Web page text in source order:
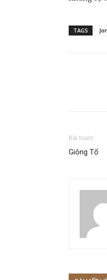
TAGS
Bài trước
Giông Tố